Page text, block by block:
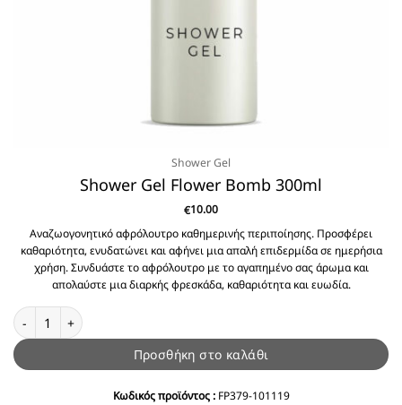
Shower Gel
Shower Gel Flower Bomb 300ml
€10.00
Αναζωογονητικό αφρόλουτρο καθημερινής περιποίησης. Προσφέρει
καθαριότητα, ενυδατώνει και αφήνει μια απαλή επιδερμίδα σε ημερήσια
χρήση. Συνδυάστε το αφρόλουτρο με το αγαπημένο σας άρωμα και
απολαύστε μια διαρκής φρεσκάδα, καθαριότητα και ευωδία.
Shower Gel Flower Bomb 300ml ποσότητα
Προσθήκη στο καλάθι
Κωδικός προϊόντος :FP379-101119